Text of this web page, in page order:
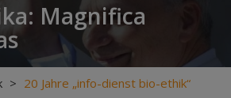
Magnifica
> 20 Jahre „info-dienst bio-ethik“